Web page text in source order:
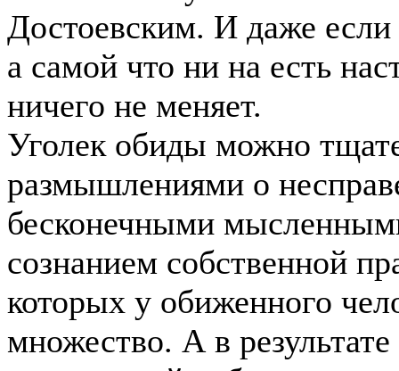
Достоевским. И даже
а самой что ни на есть
ничего не меняет.
Уголек обиды можно
размышлениями о
бесконечными
сознанием собственной
которых у обиженного
множество. А в